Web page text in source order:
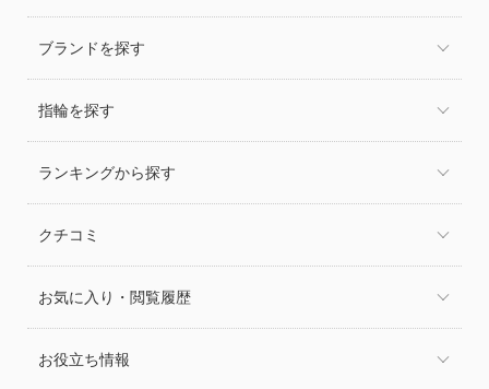
ブランドを探す
指輪を探す
ランキングから探す
クチコミ
お気に入り・閲覧履歴
お役立ち情報